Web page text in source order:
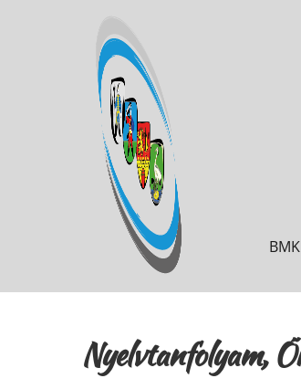
Nyelvtanfolyam,